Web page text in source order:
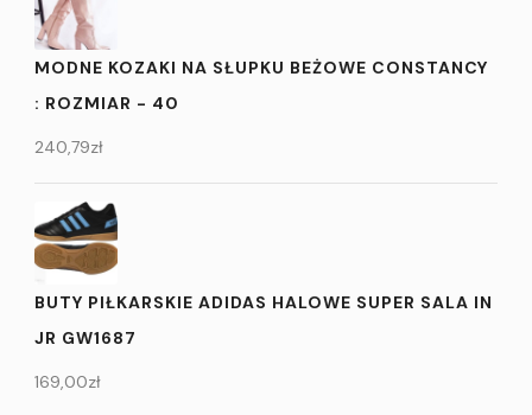
MODNE KOZAKI NA SŁUPKU BEŻOWE CONSTANCY
: ROZMIAR - 40
240,79zł
BUTY PIŁKARSKIE ADIDAS HALOWE SUPER SALA IN
JR GW1687
169,00zł